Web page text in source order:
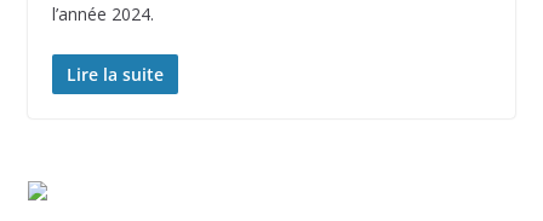
l’année 2024.
Lire la suite